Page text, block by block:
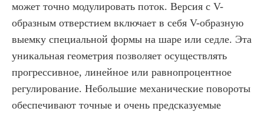
может точно модулировать поток. Версия с V-
образным отверстием включает в себя V-образную
выемку специальной формы на шаре или седле. Эта
уникальная геометрия позволяет осуществлять
прогрессивное, линейное или равнопроцентное
регулирование. Небольшие механические повороты
обеспечивают точные и очень предсказуемые